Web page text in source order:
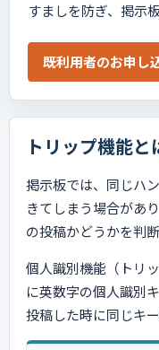
すましを防ぎ、掲示
既利用者のお申し
トリップ機能と
掲示板では、同じハ
きてしまう場合があ
の投稿かどうかを判
個人識別機能（トリ
に英数字の個人識別
投稿した時に同じキ